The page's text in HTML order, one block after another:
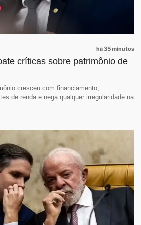
suplente de senador no Paraná
Brasília como um
grandes. Nos bastidores, a
na ca...
exagera
a política da linguagem
a render um episódio curioso
paranaense. Em publicação
Leia mais
06/08/2026 17:06
o Banco Master
desdobramentos no
o deputado federal Felipe
a ser investigado por suposta
de interesses ... Leia mais
há 35 minutos
críticas sobre patrimônio de
cresceu com financiamento,
de renda e nega qualquer irregularidade na